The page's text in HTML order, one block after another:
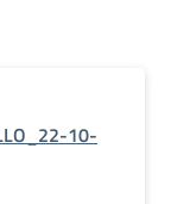
10-